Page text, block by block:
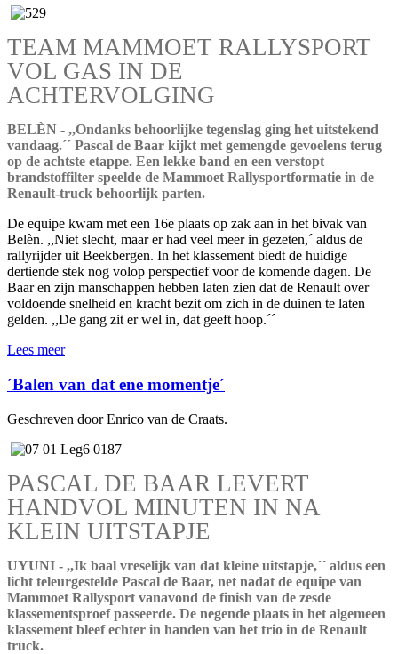
TEAM MAMMOET RALLYSPORT
VOL GAS IN DE
ACHTERVOLGING
BELÈN - ,,Ondanks behoorlijke tegenslag ging het uitstekend
vandaag.´´ Pascal de Baar kijkt met gemengde gevoelens terug
op de achtste etappe. Een lekke band en een verstopt
brandstoffilter speelde de Mammoet Rallysportformatie in de
Renault-truck behoorlijk parten.
De equipe kwam met een 16e plaats op zak aan in het bivak van
Belèn. ,,Niet slecht, maar er had veel meer in gezeten,´ aldus de
rallyrijder uit Beekbergen. In het klassement biedt de huidige
dertiende stek nog volop perspectief voor de komende dagen. De
Baar en zijn manschappen hebben laten zien dat de Renault over
voldoende snelheid en kracht bezit om zich in de duinen te laten
gelden. ,,De gang zit er wel in, dat geeft hoop.´´
Lees meer
´Balen van dat ene momentje´
Geschreven door Enrico van de Craats.
PASCAL DE BAAR LEVERT
HANDVOL MINUTEN IN NA
KLEIN UITSTAPJE
UYUNI - ,,Ik baal vreselijk van dat kleine uitstapje,´´ aldus een
licht teleurgestelde Pascal de Baar, net nadat de equipe van
Mammoet Rallysport vanavond de finish van de zesde
klassementsproef passeerde. De negende plaats in het algemeen
klassement bleef echter in handen van het trio in de Renault
truck.